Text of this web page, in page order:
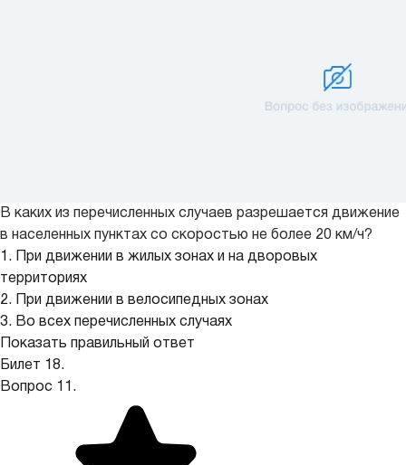
В каких из перечисленных случаев разрешается движение
в населенных пунктах со скоростью не более 20 км/ч?
1. При движении в жилых зонах и на дворовых
территориях
2. При движении в велосипедных зонах
3. Во всех перечисленных случаях
Показать правильный ответ
Билет 18.
Вопрос 11.